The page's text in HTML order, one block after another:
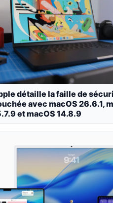
détaille la faille de
avec macOS 26.6.1,
et macOS 14.8.9